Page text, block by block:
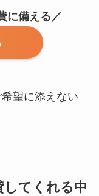
に備える／
望に添えない
てくれる中